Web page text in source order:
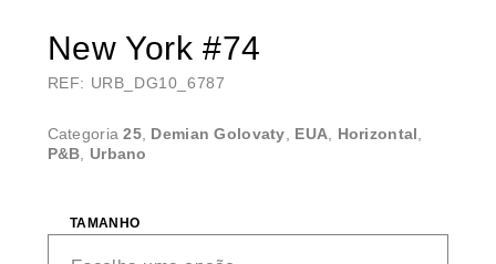
New York #74
REF: URB_DG10_6787
Categoria25, Demian Golovaty EUA Horizontal
P&B
Urbano
TAMANHO